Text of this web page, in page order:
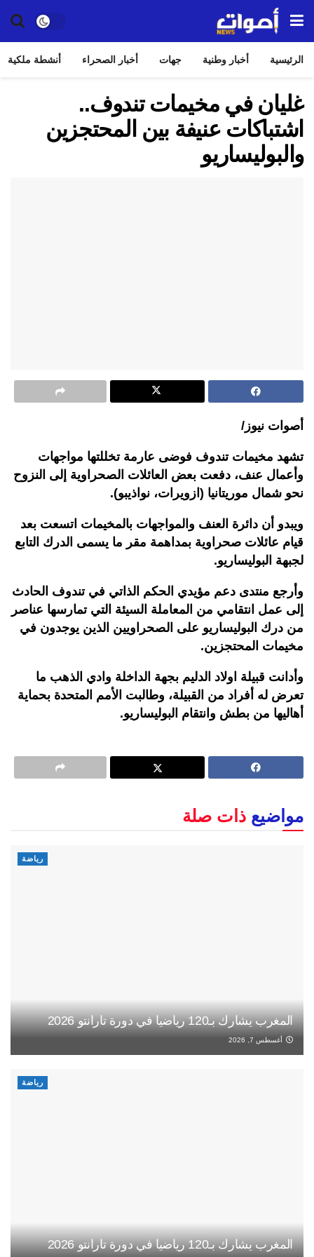
الرئيسية أخبار وطنية جهات أخبار الصحراء أنشطة ملكية
غليان في مخيمات تندوف..
اشتباكات عنيفة بين المحتجزين
والبوليساريو
أصوات نيوز/
تشهد مخيمات تندوف فوضى عارمة تخللتها مواجهات
وأعمال عنف، دفعت بعض العائلات الصحراوية إلى النزوح
نحو شمال موريتانيا (ازويرات، نواذيبو).
ويبدو أن دائرة العنف والمواجهات بالمخيمات اتسعت بعد
قيام عائلات صحراوية بمداهمة مقر ما يسمى الدرك التابع
لجبهة البوليساريو.
وأرجع منتدى دعم مؤيدي الحكم الذاتي في تندوف الحادث
إلى عمل انتقامي من المعاملة السيئة التي تمارسها عناصر
من درك البوليساريو على الصحراويين الذين يوجدون في
مخيمات المحتجزين.
وأدانت قبيلة اولاد الدليم بجهة الداخلة وادي الذهب ما
تعرض له أفراد من القبيلة، وطالبت الأمم المتحدة بحماية
أهاليها من بطش وانتقام البوليساريو.
مواضيع ذات صلة
رياضة
المغرب يشارك بـ120 رياضيا في دورة تارانتو 2026
أغسطس 7, 2026
رياضة
المغرب يشارك بـ120 رياضيا في دورة تارانتو 2026